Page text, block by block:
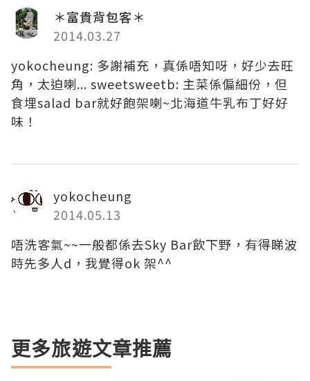
＊富貴背包客＊
2014.03.27
yokocheung: 多謝補充，真係唔知呀，好少去旺
角，太迫喇... sweetsweetb: 主菜係偏細份，但
食埋salad bar就好飽架喇~北海道牛乳布丁好好
味！
yokocheung
2014.05.13
唔洗客氣~~一般都係去Sky Bar飲下野，有得睇波
時先多人d，我覺得ok 架^^
更多旅遊文章推薦